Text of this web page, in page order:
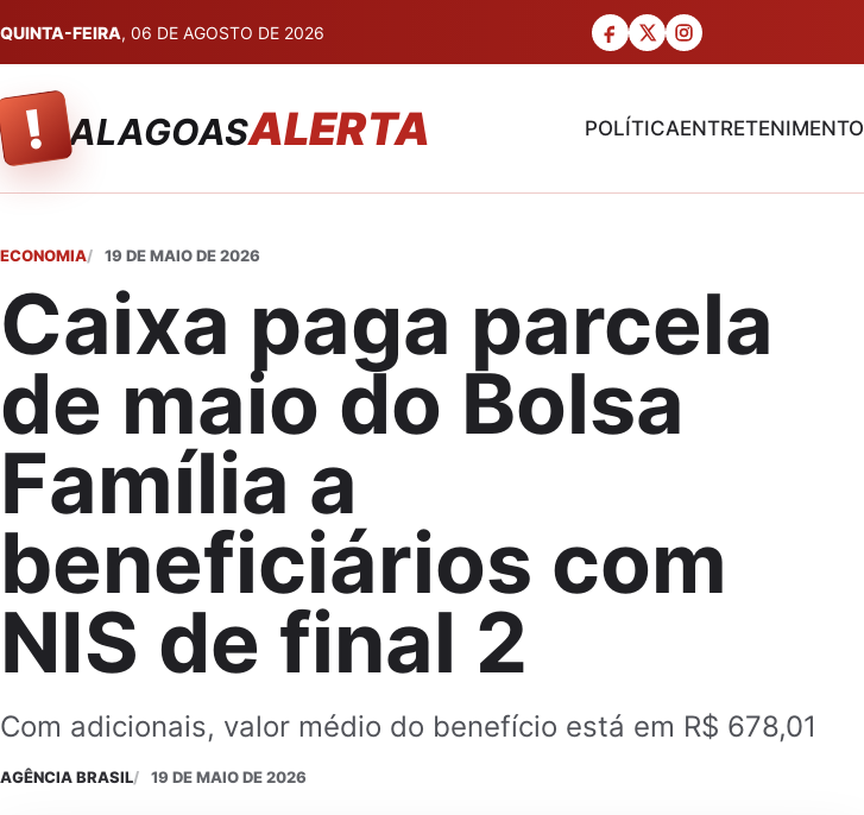
QUINTA-FEIRA, 06 DE AGOSTO DE 2026
! ALAGOASALERTA POLÍTICAENTRETENIMENTO
ECONOMIA 19 DE MAIO DE 2026
Caixa paga parcela
de maio do Bolsa
Família a
beneficiários com
NIS de final 2
Com adicionais, valor médio do benefício está em R$ 678,01
AGÊNCIA BRASIL 19 DE MAIO DE 2026